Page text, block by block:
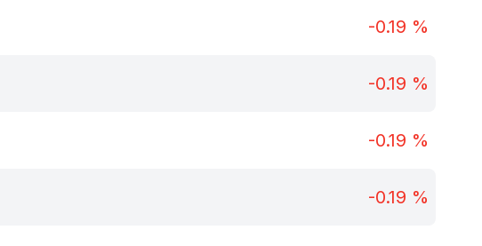
-0.19 %
-0.19 %
-0.19 %
-0.19 %